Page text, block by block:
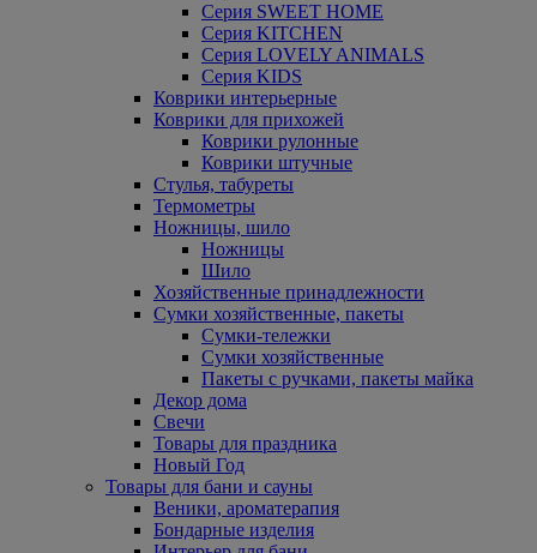
Серия SWEET HOME
Серия KITCHEN
Серия LOVELY ANIMALS
Серия KIDS
Коврики интерьерные
Коврики для прихожей
Коврики рулонные
Коврики штучные
Стулья, табуреты
Термометры
Ножницы, шило
Ножницы
Шило
Хозяйственные принадлежности
Сумки хозяйственные, пакеты
Сумки-тележки
Сумки хозяйственные
Пакеты с ручками, пакеты майка
Декор дома
Свечи
Товары для праздника
Новый Год
Товары для бани и сауны
Веники, ароматерапия
Бондарные изделия